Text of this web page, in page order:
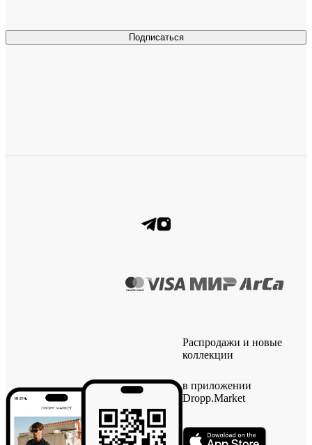
Подписаться
Распродажи и новые
коллекции
в приложении
Dropp.Market